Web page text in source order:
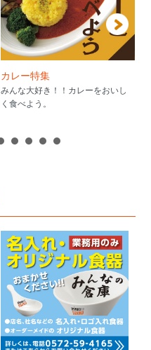
カレー特集
みんな大好き！！カレーをおいし
く食べよう。